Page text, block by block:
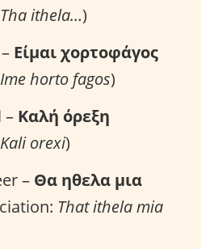
Tha ithela…)
Είμαι χορτοφάγος
Ime horto fagos)
– Καλή όρεξη
Kali orexi)
– Θα ηθελα μια
That ithela mia